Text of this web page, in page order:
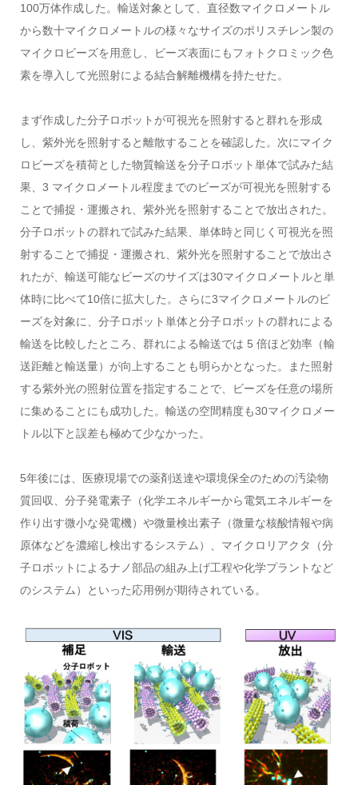
100万体作成した。輸送対象として、直径数マイクロメートル
から数十マイクロメートルの様々なサイズのポリスチレン製の
マイクロビーズを用意し、ビーズ表面にもフォトクロミック色
素を導入して光照射による結合解離機構を持たせた。
まず作成した分子ロボットが可視光を照射すると群れを形成
し、紫外光を照射すると離散することを確認した。次にマイク
ロビーズを積荷とした物質輸送を分子ロボット単体で試みた結
果、3 マイクロメートル程度までのビーズが可視光を照射する
ことで捕捉・運搬され、紫外光を照射することで放出された。
分子ロボットの群れで試みた結果、単体時と同じく可視光を照
射することで捕捉・運搬され、紫外光を照射することで放出さ
れたが、輸送可能なビーズのサイズは30マイクロメートルと単
体時に比べて10倍に拡大した。さらに3マイクロメートルのビ
ーズを対象に、分子ロボット単体と分子ロボットの群れによる
輸送を比較したところ、群れによる輸送では 5 倍ほど効率（輸
送距離と輸送量）が向上することも明らかとなった。また照射
する紫外光の照射位置を指定することで、ビーズを任意の場所
に集めることにも成功した。輸送の空間精度も30マイクロメー
トル以下と誤差も極めて少なかった。
5年後には、医療現場での薬剤送達や環境保全のための汚染物
質回収、分子発電素子（化学エネルギーから電気エネルギーを
作り出す微小な発電機）や微量検出素子（微量な核酸情報や病
原体などを濃縮し検出するシステム）、マイクロリアクタ（分
子ロボットによるナノ部品の組み上げ工程や化学プラントなど
のシステム）といった応用例が期待されている。